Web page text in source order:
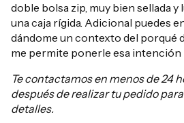
doble bolsa zip, muy bien sellada
una caja rígida. Adicional puedes
dándome un contexto del porqué
me permite ponerle esa intención
Te contactamos en menos de 24
después de realizar tu pedido
detalles.